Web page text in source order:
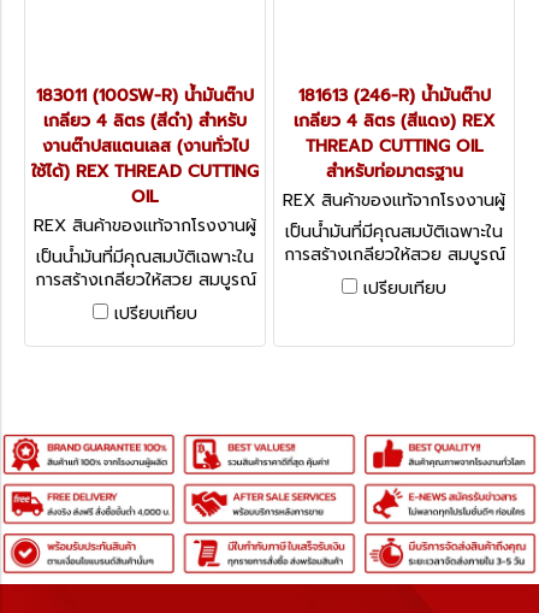
183011 (100SW-R) น้ำมันต๊าป
เกลียว 4 ลิตร (สีดำ) สำหรับ
งานต๊าปสแตนเลส (งานทั่วไป
ใช้ได้) REX THREAD CUTTING
OIL
REX สินค้าของแท้จากโรงงานผู้
ผลิต 183011 (100SW-R)
เป็นน้ำมันที่มีคุณสมบัติเฉพาะใน
การสร้างเกลียวให้สวย สมบูรณ์
ได้มาตรฐาน ลดการสึกหรอของ
ฟัน เหมาะสำหรับการหล่อลื่นและ
ระบายความร้อน
เปรียบเทียบ
181613 (246-R) น้ำมันต๊าป
เกลียว 4 ลิตร (สีแดง) REX
THREAD CUTTING OIL
สำหรับท่อมาตรฐาน
REX สินค้าของแท้จากโรงงานผู้
ผลิต 181613 (246-R)
เป็นน้ำมันที่มีคุณสมบัติเฉพาะใน
การสร้างเกลียวให้สวย สมบูรณ์
ได้มาตรฐาน ลดการสึกหรอของ
ฟัน เหมาะสำหรับการหล่อลื่นและ
เปรียบเทียบ